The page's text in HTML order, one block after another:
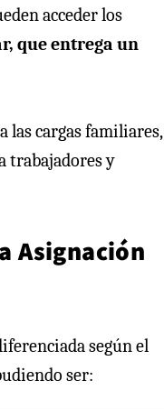
acceder los
que entrega un
las cargas familiares,
trabajadores y
Asignación
según el
ser: